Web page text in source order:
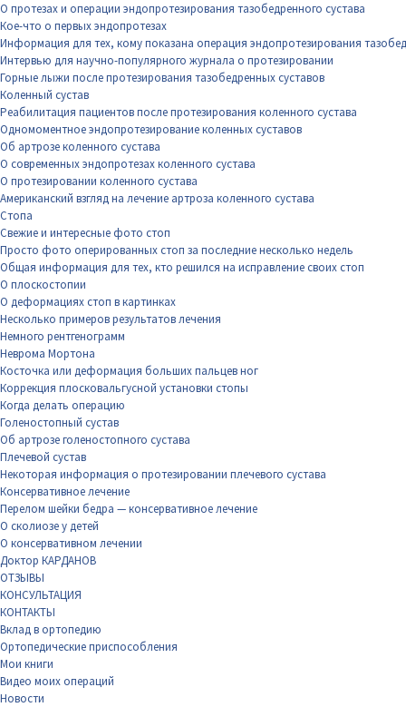
О протезах и операции эндопротезирования тазобедренного сустава
Кое-что о первых эндопротезах
Информация для тех, кому показана операция эндопротезирования
Интервью для научно-популярного журнала о протезировании
Горные лыжи после протезирования тазобедренных суставов
Коленный сустав
Реабилитация пациентов после протезирования коленного сустава
Одномоментное эндопротезирование коленных суставов
Об артрозе коленного сустава
О современных эндопротезах коленного сустава
О протезировании коленного сустава
Американский взгляд на лечение артроза коленного сустава
Стопа
Свежие и интересные фото стоп
Просто фото оперированных стоп за последние несколько недель
Общая информация для тех, кто решился на исправление своих стоп
О плоскостопии
О деформациях стоп в картинках
Несколько примеров результатов лечения
Немного рентгенограмм
Неврома Мортона
Косточка или деформация больших пальцев ног
Коррекция плосковальгусной установки стопы
Когда делать операцию
Голеностопный сустав
Об артрозе голеностопного сустава
Плечевой сустав
Некоторая информация о протезировании плечевого сустава
Консервативное лечение
Перелом шейки бедра — консервативное лечение
О сколиозе у детей
О консервативном лечении
Доктор КАРДАНОВ
ОТЗЫВЫ
КОНСУЛЬТАЦИЯ
КОНТАКТЫ
Вклад в ортопедию
Ортопедические приспособления
Мои книги
Видео моих операций
Новости